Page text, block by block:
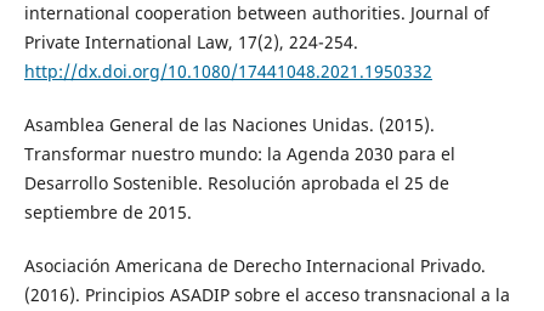
international cooperation between authorities. Journal of
Private International Law, 17(2), 224-254.
http://dx.doi.org/10.1080/17441048.2021.1950332
Asamblea General de las Naciones Unidas. (2015).
Transformar nuestro mundo: la Agenda 2030 para el
Desarrollo Sostenible. Resolución aprobada el 25 de
septiembre de 2015.
Asociación Americana de Derecho Internacional Privado.
(2016). Principios ASADIP sobre el acceso transnacional a la